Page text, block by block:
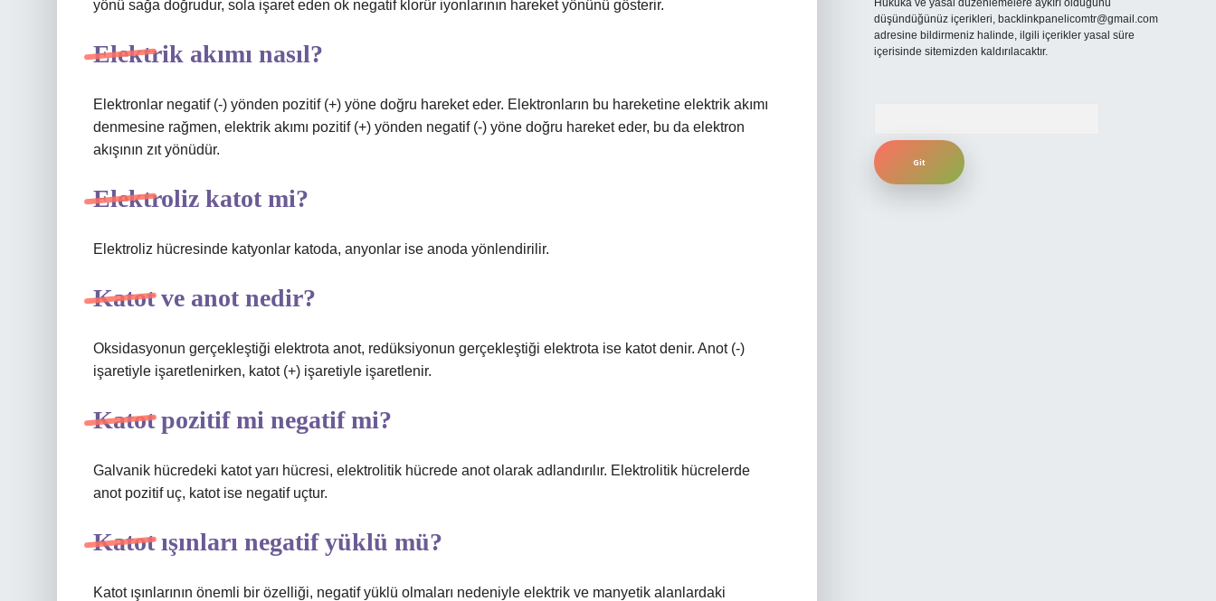
yönü sağa doğrudur, sola işaret eden ok negatif klorür iyonlarının hareket yönünü gösterir.
Elektrik akımı nasıl?
Elektronlar negatif (-) yönden pozitif (+) yöne doğru hareket eder. Elektronların bu hareketine elektrik akımı
denmesine rağmen, elektrik akımı pozitif (+) yönden negatif (-) yöne doğru hareket eder, bu da elektron
akışının zıt yönüdür.
Elektroliz katot mi?
Elektroliz hücresinde katyonlar katoda, anyonlar ise anoda yönlendirilir.
Katot ve anot nedir?
Oksidasyonun gerçekleştiği elektrota anot, redüksiyonun gerçekleştiği elektrota ise katot denir. Anot (-)
işaretiyle işaretlenirken, katot (+) işaretiyle işaretlenir.
Katot pozitif mi negatif mi?
Galvanik hücredeki katot yarı hücresi, elektrolitik hücrede anot olarak adlandırılır. Elektrolitik hücrelerde
anot pozitif uç, katot ise negatif uçtur.
Katot ışınları negatif yüklü mü?
Katot ışınlarının önemli bir özelliği, negatif yüklü olmaları nedeniyle elektrik ve manyetik alanlardaki
Hukuka ve yasal düzenlemelere aykırı olduğunu
düşündüğünüz içerikleri, backlinkpanelicomtr@gmail.com
adresine bildirmeniz halinde, ilgili içerikler yasal süre
içerisinde sitemizden kaldırılacaktır.